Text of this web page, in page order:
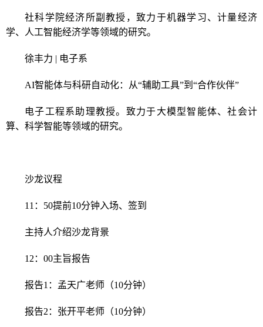
社科学院经济所副教授，致力于机器学习、计量经济
学、人工智能经济学等领域的研究。
徐丰力 | 电子系
AI智能体与科研自动化：从“辅助工具”到“合作伙伴”
电子工程系助理教授。致力于大模型智能体、社会计
算、科学智能等领域的研究。
沙龙议程
11：50提前10分钟入场、签到
主持人介绍沙龙背景
12：00主旨报告
报告1：孟天广老师（10分钟）
报告2：张开平老师（10分钟）